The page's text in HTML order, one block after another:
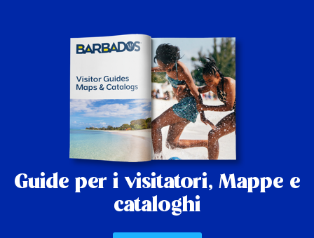
Guide per i visitatori, Mappe e
cataloghi